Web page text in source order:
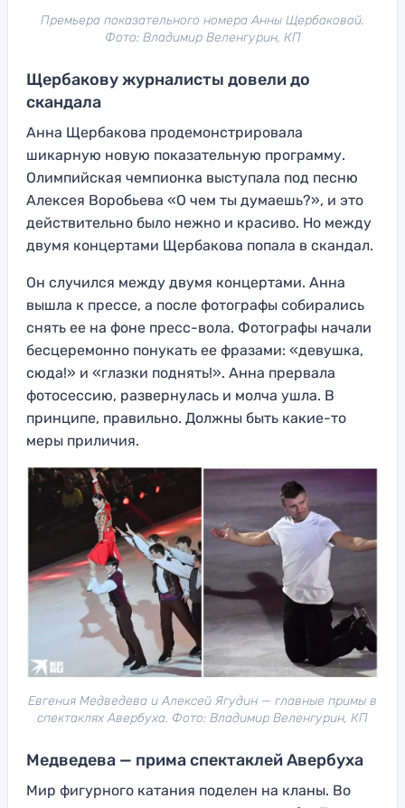
Премьера показательного номера Анны Щербаковой.
Фото: Владимир Веленгурин, КП
Щербакову журналисты довели до
скандала
Анна Щербакова продемонстрировала
шикарную новую показательную программу.
Олимпийская чемпионка выступала под песню
Алексея Воробьева «О чем ты думаешь?», и это
действительно было нежно и красиво. Но между
двумя концертами Щербакова попала в скандал.
Он случился между двумя концертами. Анна
вышла к прессе, а после фотографы собирались
снять ее на фоне пресс-вола. Фотографы начали
бесцеремонно понукать ее фразами: «девушка,
сюда!» и «глазки поднять!». Анна прервала
фотосессию, развернулась и молча ушла. В
принципе, правильно. Должны быть какие-то
меры приличия.
Евгения Медведева и Алексей Ягудин — главные примы в
спектаклях Авербуха. Фото: Владимир Веленгурин, КП
Медведева — прима спектаклей Авербуха
Мир фигурного катания поделен на кланы. Во